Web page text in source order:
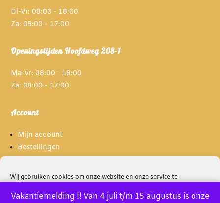
Wij gebruiken cookies om onze website en onze service te
Vakantiemelding !! Van 4 juli t/m 15 augustus is onze
Di-Vr: 08:00 - 18:00
Za: 08:00 - 17:00
Openingstijden Hoofdweg 208-1
Ma-Vr: 08:00 - 18:00
Za: 08:00 - 17:00
Account
Mijn account
Bestellingen
Informatie